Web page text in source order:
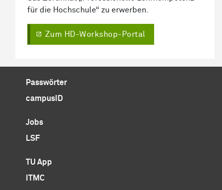
für die Hochschule“ zu erwerben.
Zum HD-Workshop-Portal
Passwörter
campusID
Jobs
LSF
TU App
ITMC